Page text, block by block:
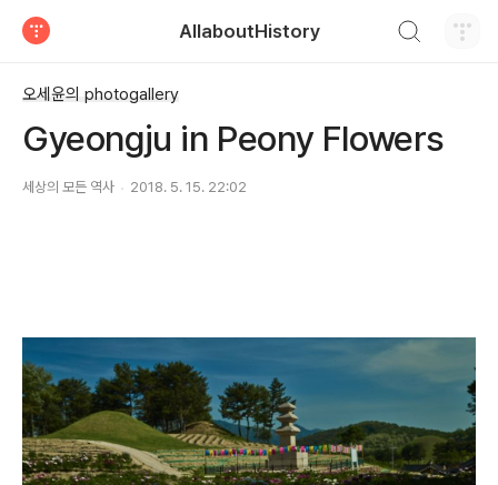
AllaboutHistory
오세윤의 photogallery
Gyeongju in Peony Flowers
세상의 모든 역사 2018. 5. 15. 22:02